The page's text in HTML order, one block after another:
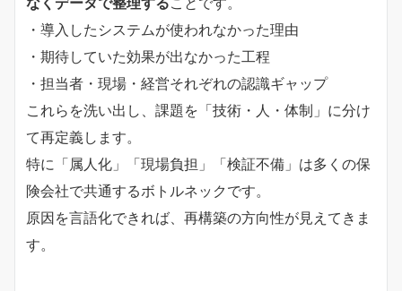
・導入したシステムが使われなかった理由
・期待していた効果が出なかった工程
・担当者・現場・経営それぞれの認識ギャップ
これらを洗い出し、課題を「技術・人・体制」に分け
て再定義します。
特に「属人化」「現場負担」「検証不備」は多くの保
険会社で共通するボトルネックです。
原因を言語化できれば、再構築の方向性が見えてきま
す。